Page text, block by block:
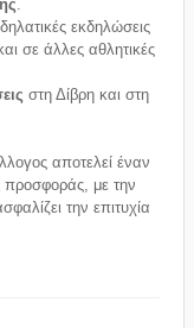
εκδηλώσεις
σε άλλες αθλητικές
στη Δίβρη και στη
αποτελεί έναν
προσφοράς, με την
την επιτυχία